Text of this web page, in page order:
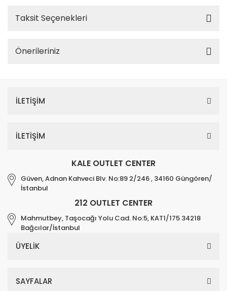
Taksit Seçenekleri
Önerileriniz
İLETİŞİM
İLETİŞİM
KALE OUTLET CENTER
Güven, Adnan Kahveci Blv. No:89 2/246 , 34160 Güngören/
İstanbul
212 OUTLET CENTER
Mahmutbey, Taşocağı Yolu Cad. No:5, KAT1/175 34218
Bağcılar/İstanbul
ÜYELİK
SAYFALAR